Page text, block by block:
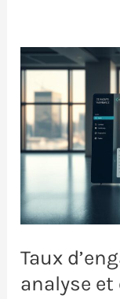
Taux
analyse